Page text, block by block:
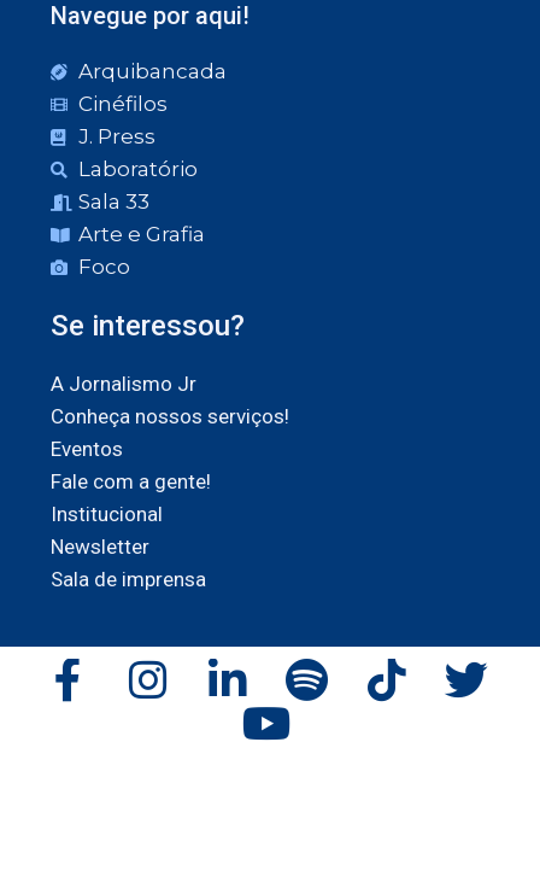
Navegue por aqui!
Arquibancada
Cinéfilos
J. Press
Laboratório
Sala 33
Arte e Grafia
Foco
Se interessou?
A Jornalismo Jr
Conheça nossos serviços!
Eventos
Fale com a gente!
Institucional
Newsletter
Sala de imprensa